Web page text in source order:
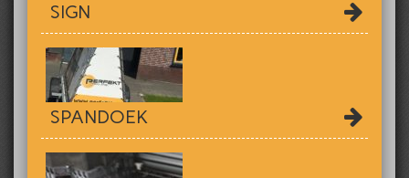
SIGN
SPANDOEK